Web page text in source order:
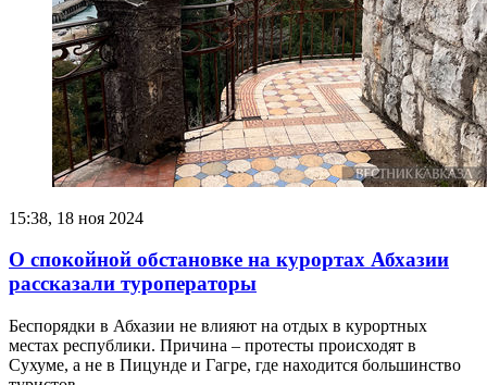
15:38, 18 ноя 2024
О спокойной обстановке на курортах Абхазии
рассказали туроператоры
Беспорядки в Абхазии не влияют на отдых в курортных
местах республики. Причина – протесты происходят в
Сухуме, а не в Пицунде и Гагре, где находится большинство